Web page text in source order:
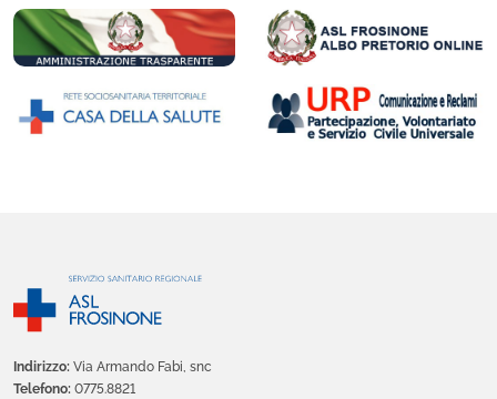
Indirizzo: Via Armando Fabi, snc
Telefono: 0775.8821